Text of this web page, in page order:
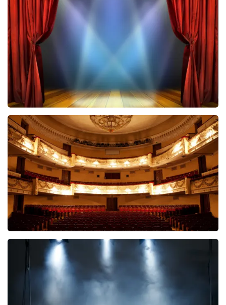
groeten, Joost Topticketshop
40 45 De Musical
2588+ reviews
BEKIJKEN
Malle Babbe
704+ reviews
BEKIJKEN